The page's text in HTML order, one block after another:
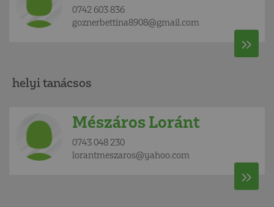
0742 603 836
goznerbettina8908@gmail.com
helyi tanácsos
Mészáros Loránt
0743 048 230
lorantmeszaros@yahoo.com